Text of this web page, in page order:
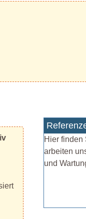
Hier finden
arbeiten
und